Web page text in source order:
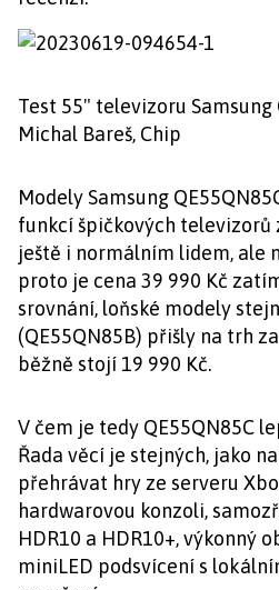
Test 55" televizoru Samsung
Michal Bareš, Chip
Modely Samsung
funkcí špičkových televizorů
ještě i normálním lidem, ale
proto je cena 39 990 Kč
srovnání, loňské modely
(QE55QN85B) přišly na trh
běžně stojí 19 990 Kč.
V čem je tedy QE55QN85C
Řada věcí je stejných, jako
přehrávat hry ze serveru
hardwarovou konzoli,
HDR10 a HDR10+, výkonný
miniLED podsvícení s